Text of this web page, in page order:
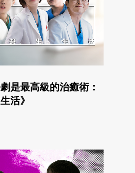
是最高級的治癒術：
活》